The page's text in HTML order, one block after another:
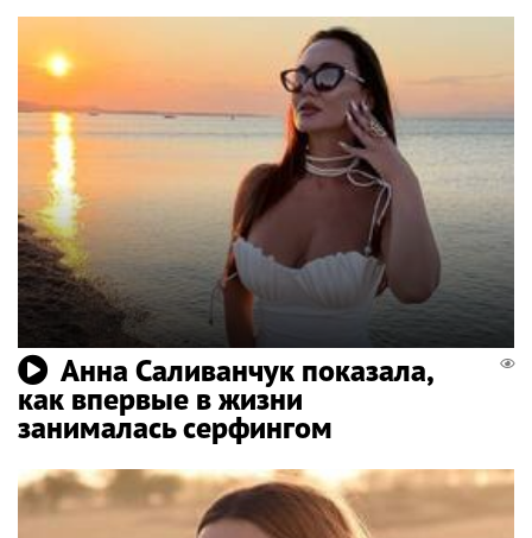
Анна Саливанчук показала,
как впервые в жизни
занималась серфингом